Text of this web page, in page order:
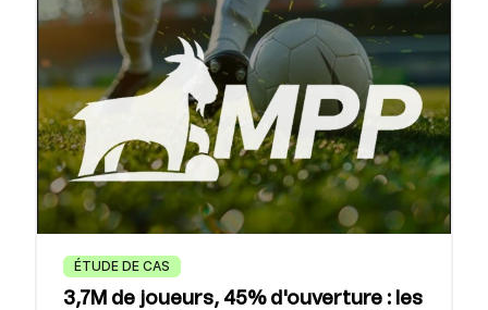
ÉTUDE DE CAS
3,7M de joueurs, 45% d'ouverture : les